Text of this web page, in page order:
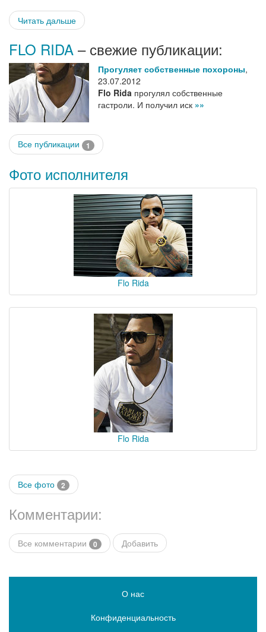
Читать дальше
FLO RIDA – свежие публикации:
Прогуляет собственные похороны,
23.07.2012
Flo Rida прогулял собственные
гастроли. И получил иск »»
Все публикации 1
Фото исполнителя
Flo Rida
Flo Rida
Все фото 2
Комментарии:
Все комментарии 0 Добавить
О нас
Конфиденциальность